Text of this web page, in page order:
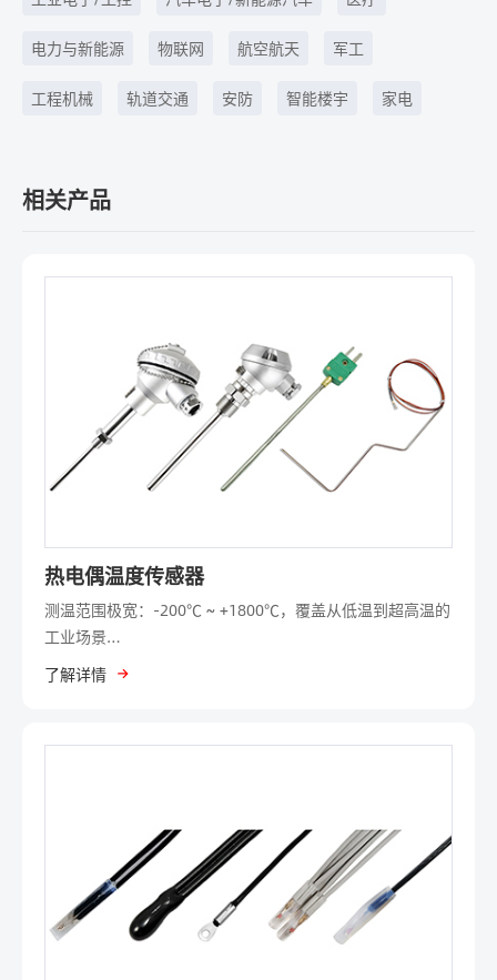
电力与新能源 物联网 航空航天 军工
工程机械 轨道交通 安防 智能楼宇 家电
相关产品
热电偶温度传感器
测温范围极宽：-200℃ ~ +1800℃，覆盖从低温到超高温的
工业场景
响应速度快：热容小，能快速感知温度变化
结构简单、坚固耐用：抗振动、抗冲击，适合恶劣环境
成本低廉：K型、E型等廉金属热电偶性价比极高
信号可远传：配合补偿导线，可实现长距离信号传输
宽温域、快响应、低成本、坚固耐用，是高温及恶劣环境测
了解详情